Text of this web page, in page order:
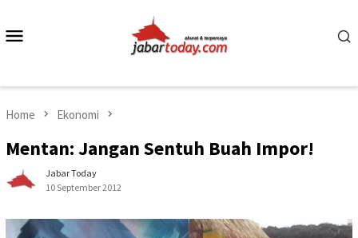
content
Home Ekonomi
Mentan: Jangan Sentuh Buah Impor!
Jabar Today
10 September 2012